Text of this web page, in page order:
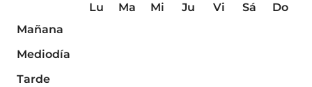
Lu Ma Mi Ju Vi Sá
Do
Mañana
Mediodía
Tarde